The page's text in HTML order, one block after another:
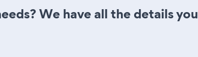
We have all the details you